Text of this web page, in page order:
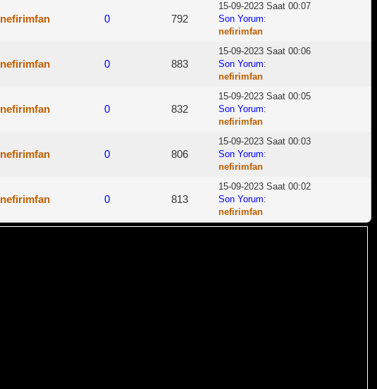
nefirimfan 0 792
15-09-2023 Saat 00:07
Son Yorum:
nefirimfan
nefirimfan 0 883
15-09-2023 Saat 00:06
Son Yorum:
nefirimfan
nefirimfan 0 832
15-09-2023 Saat 00:05
Son Yorum:
nefirimfan
nefirimfan 0 806
15-09-2023 Saat 00:03
Son Yorum:
nefirimfan
nefirimfan 0 813
15-09-2023 Saat 00:02
Son Yorum:
nefirimfan